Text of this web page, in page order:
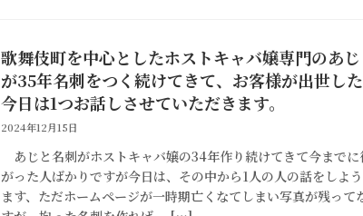
歌舞伎町を中心としたホストキャバ嬢専門のあ
が35年名刺をつく続けてきて、お客様が出世し
今日は1つお話しさせていただきます。
2024年12月15日
あじと名刺がホストキャバ嬢の34年作り続けてきて今までに
がった人ばかりですが今日は、その中から1人の人の話をしよ
ます、ただホームページが一時期亡くなてしまい写真が残って